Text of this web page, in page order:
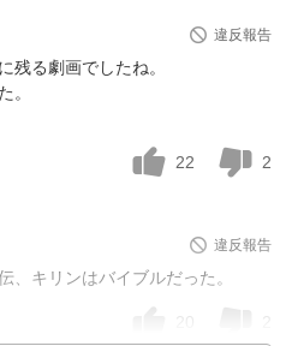
違反報告
残る劇画でしたね。
。
22 2
違反報告
、キリンはバイブルだった。